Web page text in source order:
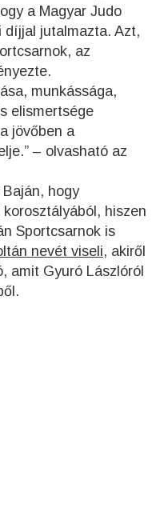
a Magyar Judo
díjjal jutalmazta. Azt,
az
munkássága,
elismertsége
jövőben a
– olvasható az
hogy
hiszen
Sportcsarnok is
nevét viseli, akiről
amit Gyuró Lászlóról